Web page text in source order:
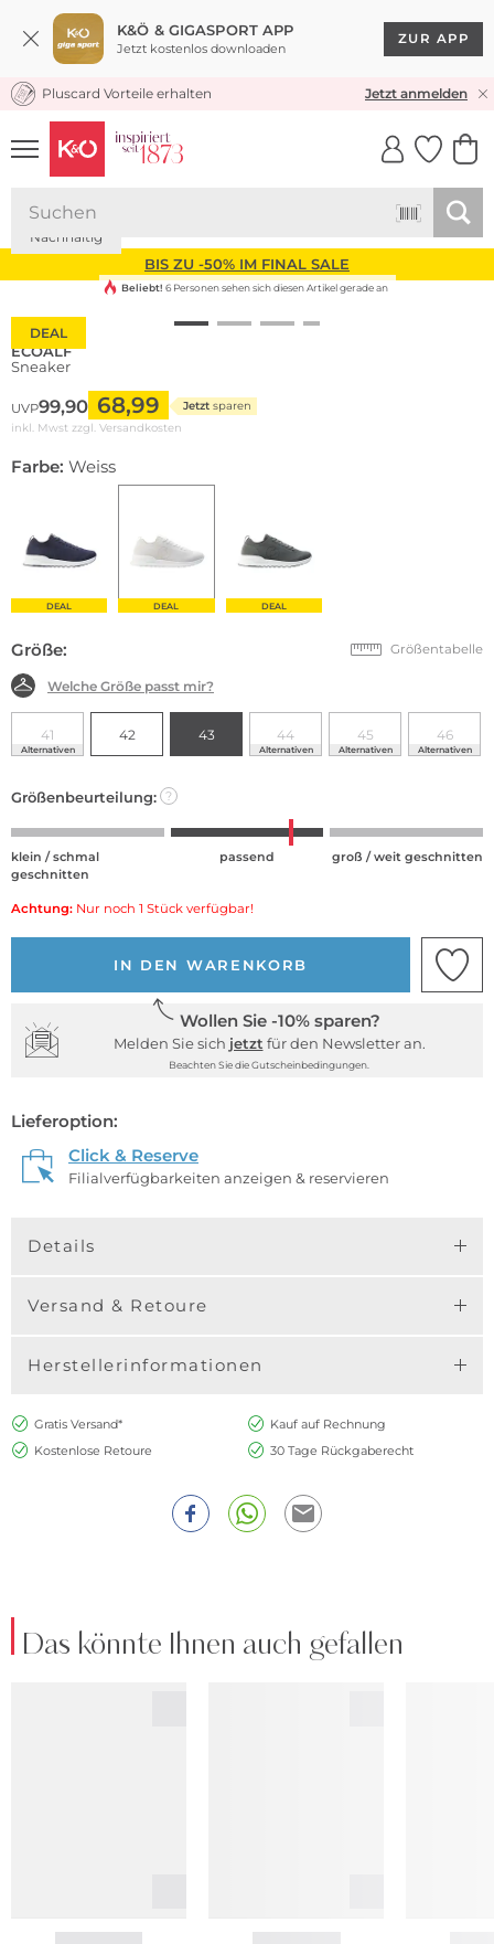
K&Ö & GIGASPORT APP
Jetzt kostenlos downloaden
ZUR APP
KOSTENLOSER VERSAND* & RÜCKVERSAND
Pluscard Vorteile erhalten Jetzt anmelden
UNSERE APP
CLICK &
BIS ZU -50% IM FINAL SALE
DEAL
Nachhaltig
Beliebt! 6 Personen sehen sich diesen Artikel gerade an
ECOALF
Sneaker
UVP99,90 68,99 Jetzt sparen
inkl. Mwst zzgl. Versandkosten
Farbe: Weiss
DEAL DEAL DEAL
Größe: Größentabelle
Welche Größe passt mir?
41
Alternativen
42 43 44
Alternativen
45
Alternativen
46
Alternativen
Größenbeurteilung: ?
klein / schmal
geschnitten
passend groß / weit geschnitten
Achtung: Nur noch 1 Stück verfügbar!
IN DEN WARENKORB
Wollen Sie -10% sparen?
Melden Sie sich jetzt für den Newsletter an.
Beachten Sie die Gutscheinbedingungen.
Lieferoption:
Click & Reserve
Filialverfügbarkeiten anzeigen & reservieren
Details
Versand & Retoure
Herstellerinformationen
Gratis Versand*
Kauf auf Rechnung
Kostenlose Retoure
30 Tage Rückgaberecht
Das könnte Ihnen auch gefallen